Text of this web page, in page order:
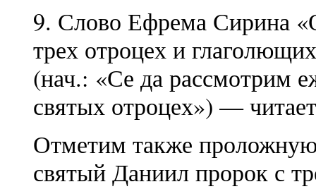
9. Слово Ефрема Сирина
трех отроцех и
(нач.: «Се да рассмотрим
святых отроцех») —
Отметим также
святый Даниил пророк с